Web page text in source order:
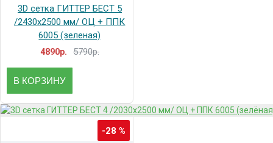
3D сетка ГИТТЕР БЕСТ 5
/2430x2500 мм/ ОЦ + ППК
6005 (зеленая)
4890р. 5790р.
В КОРЗИНУ
-28 %